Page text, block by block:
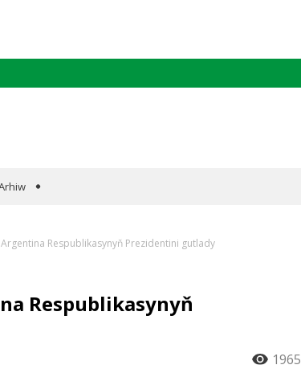
Respublikasynyň Prezidentini gutlady
Respublikasynyň
1965